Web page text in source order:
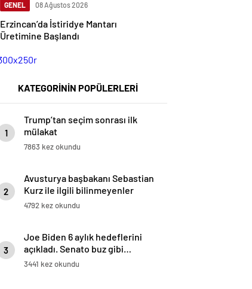
GENEL 08 Ağustos 2026
Erzincan’da İstiridye Mantarı
Üretimine Başlandı
KATEGORİNİN POPÜLERLERİ
1
Trump’tan seçim sonrası ilk
mülakat
7863 kez okundu
2
Avusturya başbakanı Sebastian
Kurz ile ilgili bilinmeyenler
4792 kez okundu
3
Joe Biden 6 aylık hedeflerini
açıkladı. Senato buz gibi…
3441 kez okundu